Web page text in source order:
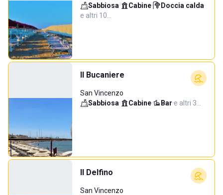
Sabbiosa· Cabine· Doccia calda·
e altri 10…
Il Bucaniere
San Vincenzo
Sabbiosa· Cabine· Bar·e altri 3…
Il Delfino
San Vincenzo